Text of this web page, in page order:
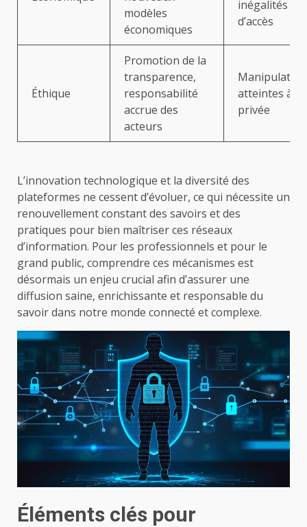
modèles
économiques
inégalités
d’accès
Éthique
Promotion de la
transparence,
responsabilité
accrue des
acteurs
atteintes à la
privée
L’innovation technologique et la diversité des
plateformes ne cessent d’évoluer, ce qui nécessite un
renouvellement constant des savoirs et des
pratiques pour bien maîtriser ces réseaux
d’information. Pour les professionnels et pour le
grand public, comprendre ces mécanismes est
désormais un enjeu crucial afin d’assurer une
diffusion saine, enrichissante et responsable du
savoir dans notre monde connecté et complexe.
Éléments clés pour